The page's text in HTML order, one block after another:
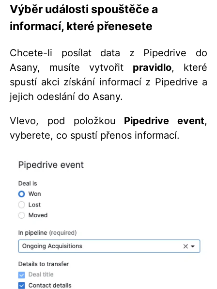
Výběr události spouštěče a
informací, které přenesete
Chcete-li posílat data z Pipedrive do
Asany, musíte vytvořit pravidlo, které
spustí akci získání informací z Pipedrive a
jejich odeslání do Asany.
Vlevo, pod položkou Pipedrive event,
vyberete, co spustí přenos informací.